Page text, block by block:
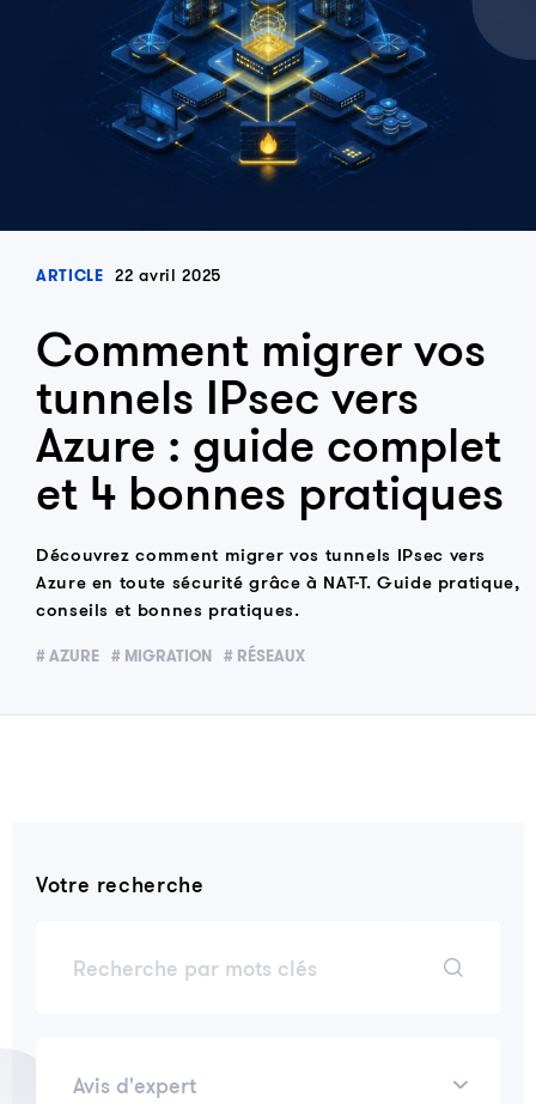
ARTICLE 22 avril 2025
Comment migrer vos
tunnels IPsec vers
Azure : guide complet
et 4 bonnes pratiques
Découvrez comment migrer vos tunnels IPsec vers
Azure en toute sécurité grâce à NAT-T. Guide pratique,
conseils et bonnes pratiques.
# AZURE # MIGRATION # RÉSEAUX
Votre recherche